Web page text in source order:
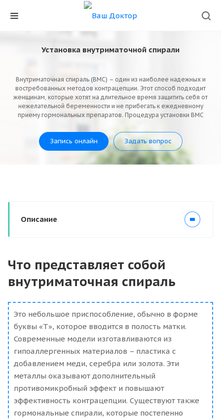
Установка внутриматочной спирали
Внутриматочная спираль (ВМС) – один из наиболее надежных и
востребованных методов контрацепции. Этот способ подходит
женщинам, которые хотят на длительное время защитить себя от
нежелательной беременности и не прибегать к ежедневному
приему гормональных препаратов. Процедура установки ВМС
выполняется врачом-гинекологом и только в условиях клиники.
Запись онлайн Задать вопрос
Описание
Что представляет собой
внутриматочная спираль
Это небольшое приспособление, обычно в форме
буквы «Т», которое вводится в полость матки.
Современные модели изготавливаются из
гипоаллергенных материалов – пластика с
добавлением меди, серебра или золота. Эти
металлы оказывают дополнительный
противомикробный эффект и повышают
эффективность контрацепции. Существуют также
гормональные спирали, которые постепенно